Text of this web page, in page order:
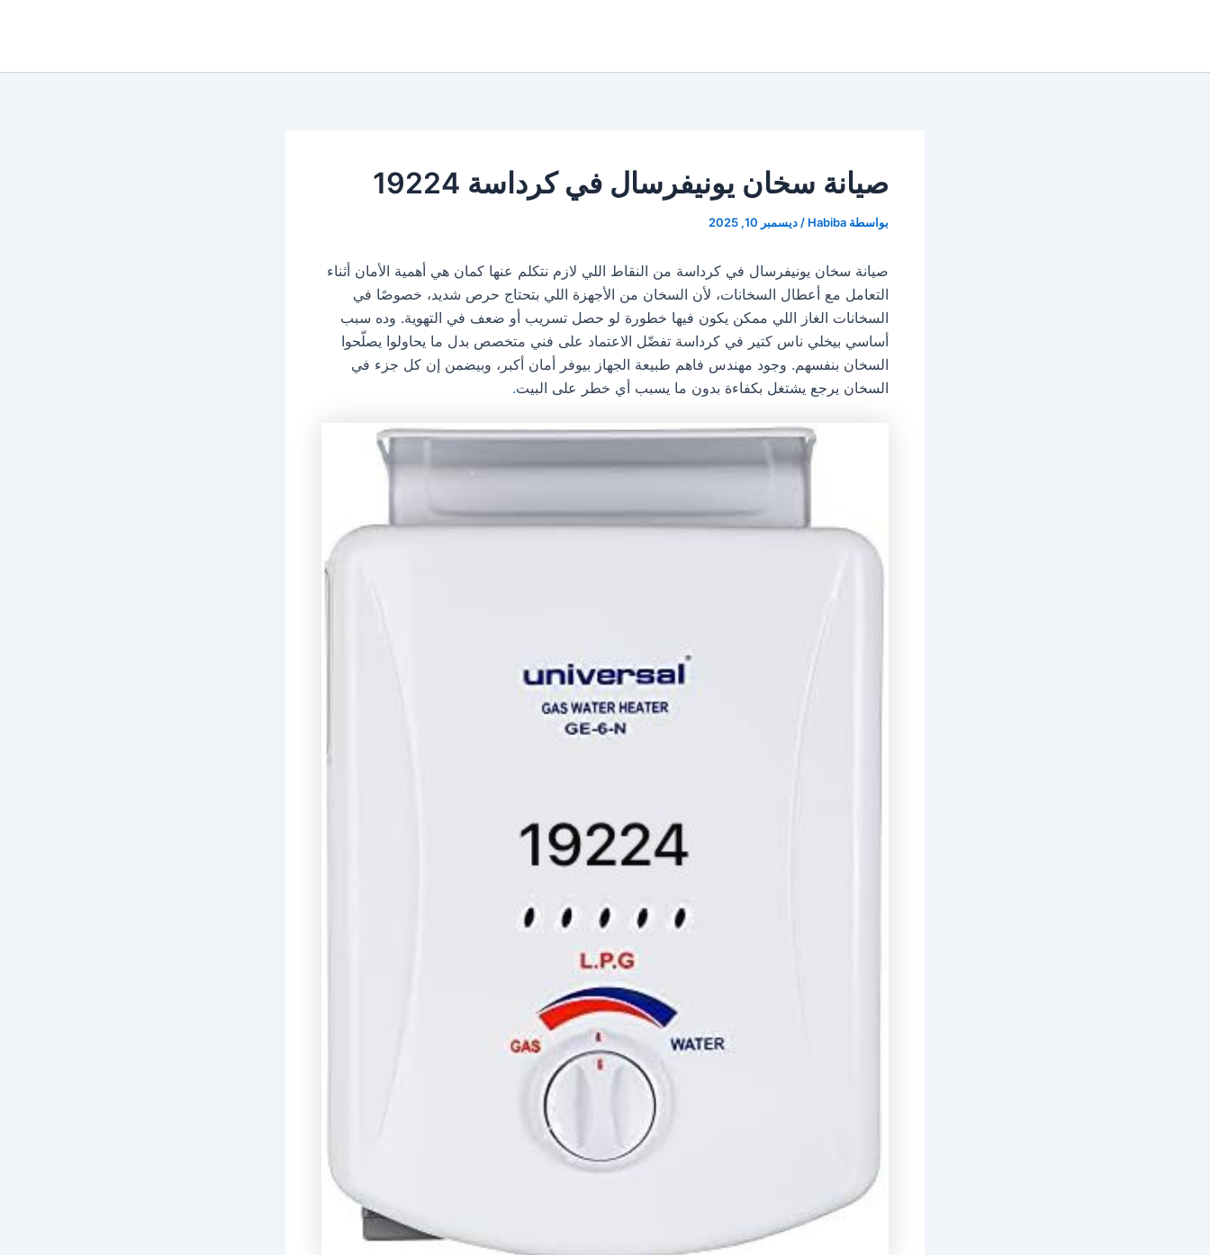
صيانة سخان يونيفرسال في كرداسة 19224
بواسطة Habiba
/ ديسمبر 10, 2025
صيانة سخان يونيفرسال في كرداسة من النقاط اللي لازم نتكلم عنها كمان هي أهمية الأمان أثناء
التعامل مع أعطال السخانات، لأن السخان من الأجهزة اللي بتحتاج حرص شديد، خصوصًا في
السخانات الغاز اللي ممكن يكون فيها خطورة لو حصل تسريب أو ضعف في التهوية. وده سبب
أساسي بيخلي ناس كتير في كرداسة تفضّل الاعتماد على فني متخصص بدل ما يحاولوا يصلّحوا
السخان بنفسهم. وجود مهندس فاهم طبيعة الجهاز بيوفر أمان أكبر، وبيضمن إن كل جزء في
السخان يرجع يشتغل بكفاءة بدون ما يسبب أي خطر على البيت.